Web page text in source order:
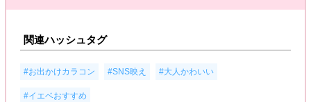
関連ハッシュタグ
#お出かけカラコン #SNS映え #大人かわいい
#イエベおすすめ